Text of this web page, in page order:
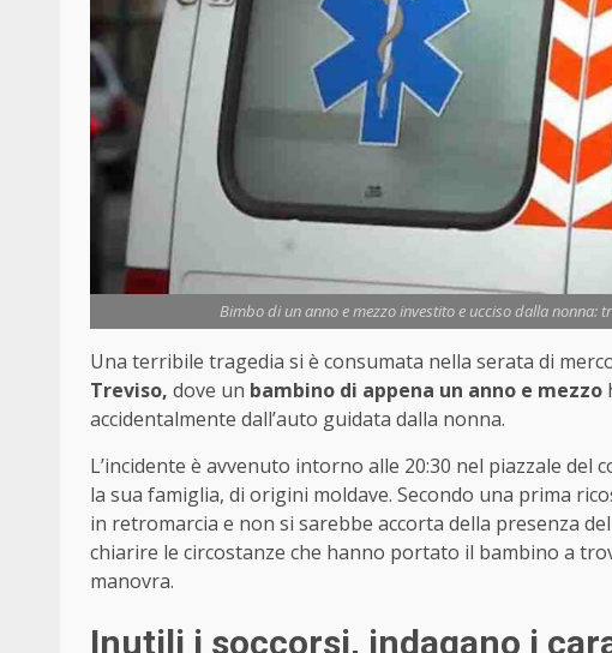
Bimbo di un anno e mezzo investito e ucciso dalla nonna:
Una terribile tragedia si è consumata nella serata di
Treviso, dove un bambino di appena un anno e mezzo
accidentalmente dall’auto guidata dalla nonna.
L’incidente è avvenuto intorno alle 20:30 nel piazzale del
la sua famiglia, di origini moldave. Secondo una prima
in retromarcia e non si sarebbe accorta della presenza
chiarire le circostanze che hanno portato il bambino a
manovra.
Inutili i soccorsi, indagano i